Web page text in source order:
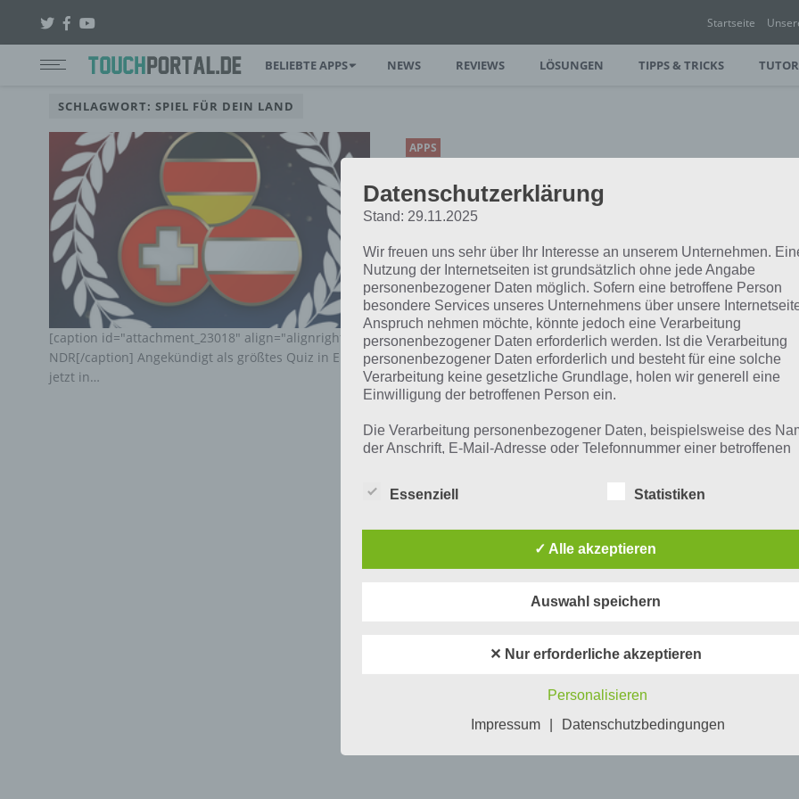
Startseite
BELIEBTE APPS NEWS REVIEWS LÖSUNGEN TIPPS & TRICKS
SCHLAGWORT: SPIEL FÜR DEIN LAND
APPS
SPIEL FÜR DEIN LAND: DIE
APP ZUR QUIZ-SHOW –
DEUTSCHLAND,
ÖSTERREICH UND
SCHWEIZ IM VERGLEICH
PAUL STELZER-21. OKTOBER 2015
[caption id="attachment_23018" align="alignright" width="150"] Spiel für dein Land App vom
NDR[/caption] Angekündigt als größtes Quiz in Europa kann die Spiel für dein Land App bereits
jetzt in…
Datenschutzerklärung
Stand: 29.11.2025
Wir freuen uns sehr über Ihr Interesse an unserem Unternehmen.
Nutzung der Internetseiten ist grundsätzlich ohne jede Angabe
personenbezogener Daten möglich. Sofern eine betroffene Person
besondere Services unseres Unternehmens über unsere
Anspruch nehmen möchte, könnte jedoch eine Verarbeitung
personenbezogener Daten erforderlich werden. Ist die Verarbeitung
personenbezogener Daten erforderlich und besteht für eine solche
Verarbeitung keine gesetzliche Grundlage, holen wir generell eine
Einwilligung der betroffenen Person ein.
Die Verarbeitung personenbezogener Daten, beispielsweise des
der Anschrift, E-Mail-Adresse oder Telefonnummer einer betroffenen
Datenschutzbestimmungen. Mittels dieser Datenschutzerklärung
informieren. Ferner werden betroffene Personen mittels dieser
Datenschutzerklärung über die ihnen zustehenden Rechte
Wir haben als für die Verarbeitung Verantwortlicher zahlreiche
personenbezogenen Daten sicherzustellen. Dennoch können
aufweisen, sodass ein absoluter Schutz nicht gewährleistet werden
Aus diesem Grund steht es jeder betroffenen Person frei,
personenbezogene Daten auch auf alternativen Wegen,
Essenziell Statistiken
✓ Alle akzeptieren
Auswahl speichern
✕ Nur erforderliche akzeptieren
Personalisieren
Impressum
Datenschutzbedingungen